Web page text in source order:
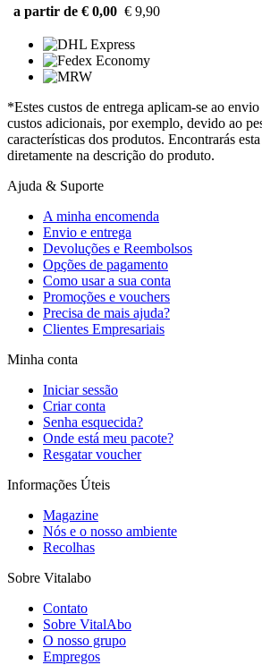
a partir de € 0,00 € 9,90
*Estes custos de entrega aplicam-se ao
custos adicionais, por exemplo, devido ao
características dos produtos. Encontrarás
diretamente na descrição do produto.
Ajuda & Suporte
A minha encomenda
Envio e entrega
Devoluções e Reembolsos
Opções de pagamento
Como usar a sua conta
Promoções e vouchers
Precisa de mais ajuda?
Clientes Empresariais
Minha conta
Iniciar sessão
Criar conta
Senha esquecida?
Onde está meu pacote?
Resgatar voucher
Informações Úteis
Magazine
Nós e o nosso ambiente
Recolhas
Sobre Vitalabo
Contato
Sobre VitalAbo
O nosso grupo
Empregos